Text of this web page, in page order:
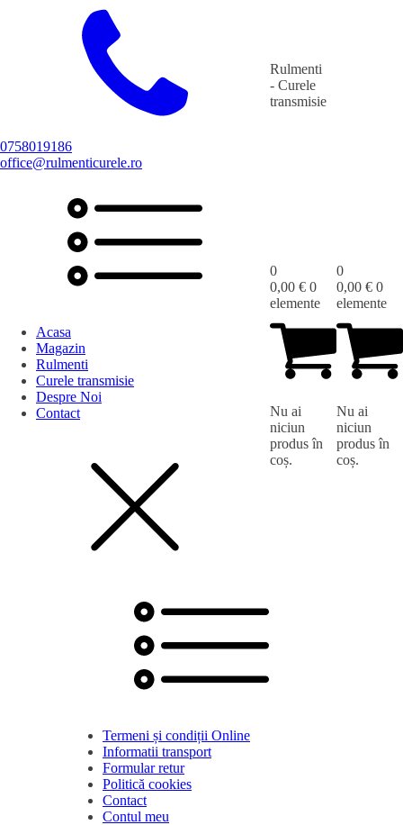
0758019186
office@rulmenticurele.ro
Rulmenti
- Curele
transmisie
Acasa
Magazin
Rulmenti
Curele transmisie
Despre Noi
Contact
0
0,00 € 0
elemente
Nu ai
niciun
produs în
coș.
0
0,00 € 0
elemente
Nu ai
niciun
produs în
coș.
Termeni și condiții Online
Informatii transport
Formular retur
Politică cookies
Contact
Contul meu